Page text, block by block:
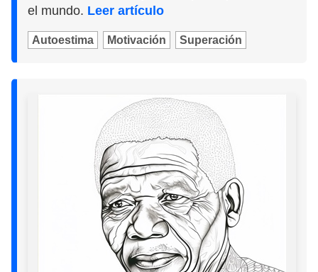
el mundo. Leer artículo
Autoestima Motivación Superación